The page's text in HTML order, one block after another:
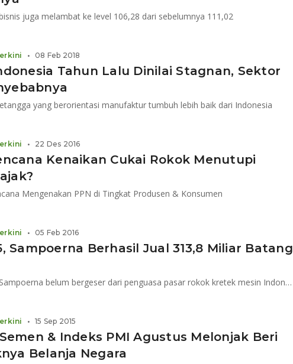
juga melambat ke level 106,28 dari sebelumnya 111,02
Tahun Lalu Dinilai Stagnan, Sektor
yang berorientasi manufaktur tumbuh lebih baik dari Indonesia
• 08 Feb 2018
Kenaikan Cukai Rokok Menutupi
Mengenakan PPN di Tingkat Produsen & Konsumen
• 22 Des 2016
Sampoerna Berhasil Jual 313,8 Miliar Batang
Pada tahun 2015 Sampoerna belum bergeser dari penguasa pasar rokok kretek mesin Indonesia
• 05 Feb 2016
& Indeks PMI Agustus Melonjak Beri
Belanja Negara
• 15 Sep 2015